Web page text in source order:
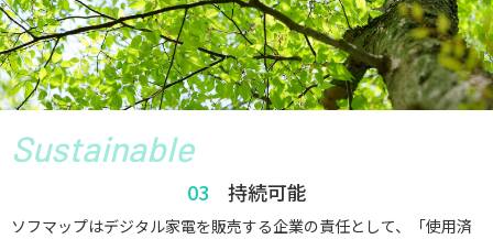
Sustainable
持続可能
ソフマップはデジタル家電を販売する企業の責任として、「使用済